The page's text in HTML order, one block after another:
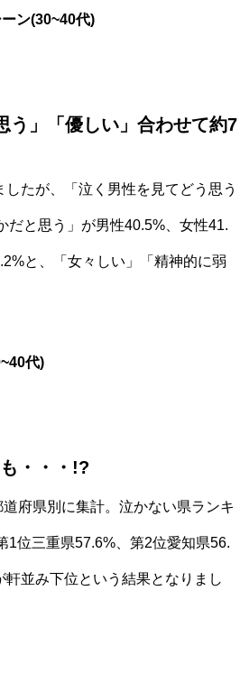
ン(30~40代)
う」「優しい」合わせて約7
たが、「泣く男性を見てどう思う
だと思う」が男性40.5%、女性41.
と、「女々しい」「精神的に弱
代)
・・・!?
府県別に集計。泣かない県ランキ
1位三重県57.6%、第2位愛知県56.
並み下位という結果となりまし